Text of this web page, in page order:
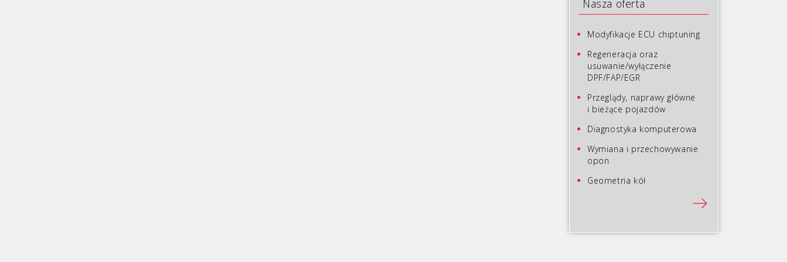
Nasza oferta
Modyfikacje ECU chiptuning
Regeneracja oraz
usuwanie/wyłączenie
DPF/FAP/EGR
Przeglądy, naprawy główne
i bieżące pojazdów
Diagnostyka komputerowa
Wymiana i przechowywanie
opon
Geometria kół